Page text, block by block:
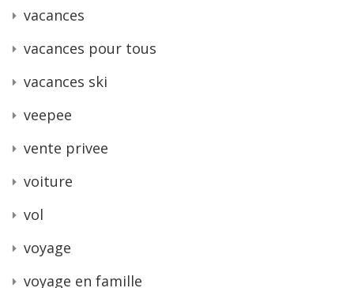
vacances
vacances pour tous
vacances ski
veepee
vente privee
voiture
vol
voyage
voyage en famille